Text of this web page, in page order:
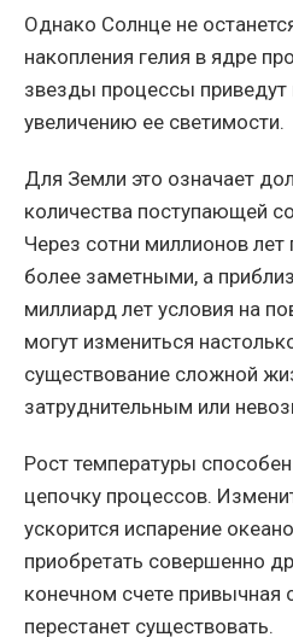
Однако Солнце не
накопления гелия в ядре
звезды процессы приведут
увеличению ее светимости.
Для Земли это означает
количества поступающей
Через сотни миллионов лет
более заметными, а
миллиард лет условия на
могут измениться
существование сложной
затруднительным или
Рост температуры
цепочку процессов.
ускорится испарение
приобретать совершенно
конечном счете привычная
перестанет существовать.